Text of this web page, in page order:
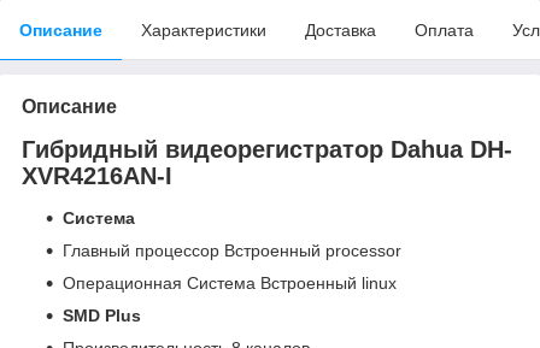
Описание Характеристики Доставка Оплата
Описание
Гибридный видеорегистратор Dahua DH-
XVR4216AN-I
Система
Главный процессор Встроенный processor
Операционная Система Встроенный linux
SMD Plus